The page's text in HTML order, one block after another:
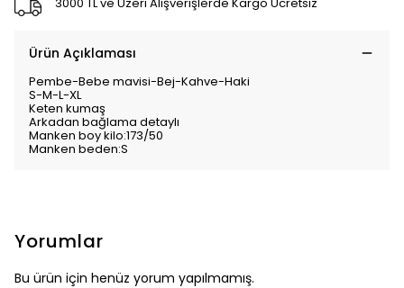
Ürün Açıklaması
Pembe-Bebe mavisi-Bej-Kahve-Haki
S-M-L-XL
Keten kumaş
Arkadan bağlama detaylı
Manken boy kilo:173/50
Manken beden:S
Yorumlar
Bu ürün için henüz yorum yapılmamış.